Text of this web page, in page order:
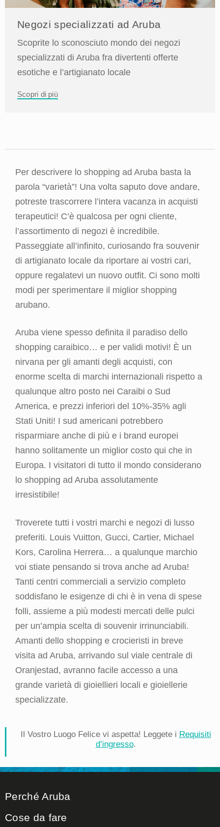
Negozi specializzati ad Aruba
Scoprite lo sconosciuto mondo dei negozi
specializzati di Aruba fra divertenti offerte
esotiche e l’artigianato locale
Scopri di più
Per descrivere lo shopping ad Aruba basta la
parola “varietà”! Una volta saputo dove andare,
potreste trascorrere l’intera vacanza in acquisti
terapeutici! C’è qualcosa per ogni cliente,
l’assortimento di negozi è incredibile.
Passeggiate all’infinito, curiosando fra souvenir
di artigianato locale da riportare ai vostri cari,
oppure regalatevi un nuovo outfit. Ci sono molti
modi per sperimentare il miglior shopping
arubano.
Aruba viene spesso definita il paradiso dello
shopping caraibico… e per validi motivi! È un
nirvana per gli amanti degli acquisti, con
enorme scelta di marchi internazionali rispetto a
qualunque altro posto nei Caraibi o Sud
America, e prezzi inferiori del 10%-35% agli
Stati Uniti! I sud americani potrebbero
risparmiare anche di più e i brand europei
hanno solitamente un miglior costo qui che in
Europa. I visitatori di tutto il mondo considerano
lo shopping ad Aruba assolutamente
irresistibile!
Troverete tutti i vostri marchi e negozi di lusso
preferiti. Louis Vuitton, Gucci, Cartier, Michael
Kors, Carolina Herrera… a qualunque marchio
voi stiate pensando si trova anche ad Aruba!
Tanti centri commerciali a servizio completo
soddisfano le esigenze di chi è in vena di spese
folli, assieme a più modesti mercati delle pulci
per un’ampia scelta di souvenir irrinunciabili.
Amanti dello shopping e crocieristi in breve
visita ad Aruba, arrivando sul viale centrale di
Oranjestad, avranno facile accesso a una
grande varietà di gioiellieri locali e gioiellerie
specializzate.
Il Vostro Luogo Felice vi aspetta! Leggete i Requisiti
d’ingresso.
Perché Aruba
Cose da fare